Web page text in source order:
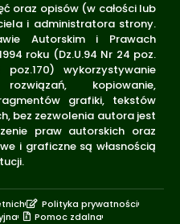
oraz opisów (w całości lub
i administratora strony.
Autorskim i Prawach
roku (Dz.U.94 Nr 24 poz.
wykorzystywanie
kopiowanie,
grafiki, tekstów
bez zezwolenia autora jest
praw autorskich oraz
i graficzne są własnością
Polityka prywatności
Pomoc zdalna